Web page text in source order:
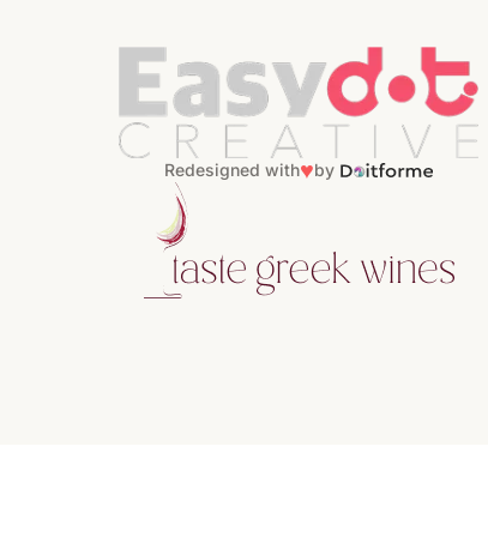
Redesigned with♥by